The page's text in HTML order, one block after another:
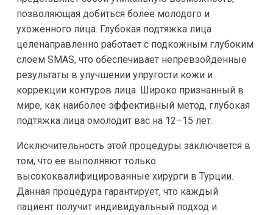
позволяющая добиться более молодого и
ухоженного лица. Глубокая подтяжка лица
целенаправленно работает с подкожным глубоким
слоем SMAS, что обеспечивает непревзойденные
результаты в улучшении упругости кожи и
коррекции контуров лица. Широко признанный в
мире, как наиболее эффективный метод, глубокая
подтяжка лица омолодит вас на 12–15 лет.
Исключительность этой процедуры заключается в
том, что ее выполняют только
высококвалифицированные хирурги в Турции.
Данная процедура гарантирует, что каждый
пациент получит индивидуальный подход и